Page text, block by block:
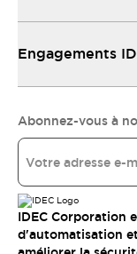
Engagements
Abonnez-vous à
IDEC Corporation
d'automatisation